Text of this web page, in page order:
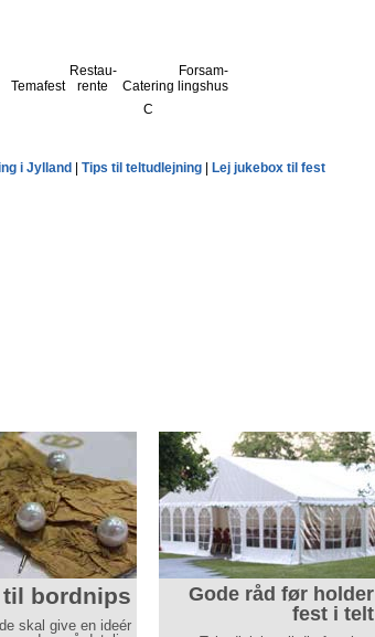
Temafest
Restau-
rente
Catering
Forsam-
lingshus
C
i Jylland Tips til teltudlejning Lej jukebox til fest
bordnips
skal give en ideér
Gode råd før holder
fest i telt